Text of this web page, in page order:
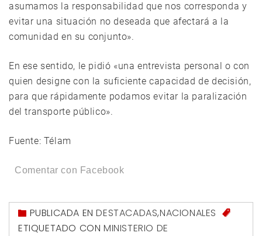
asumamos la responsabilidad que nos corresponda y
evitar una situación no deseada que afectará a la
comunidad en su conjunto».
En ese sentido, le pidió «una entrevista personal o con
quien designe con la suficiente capacidad de decisión,
para que rápidamente podamos evitar la paralización
del transporte público».
Fuente: Télam
Comentar con Facebook
PUBLICADA ENDESTACADAS,NACIONALES
ETIQUETADO CON MINISTERIO DE